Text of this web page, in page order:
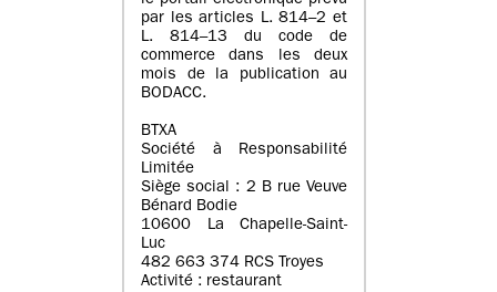
par les articles L. 814–2 et
L. 814–13 du code de
commerce dans les deux
mois de la publication au
BODACC.
BTXA
Société à Responsabilité
Limitée
Siège social : 2 B rue Veuve
Bénard Bodie
10600 La Chapelle-Saint-
Luc
482 663 374 RCS Troyes
Activité : restaurant